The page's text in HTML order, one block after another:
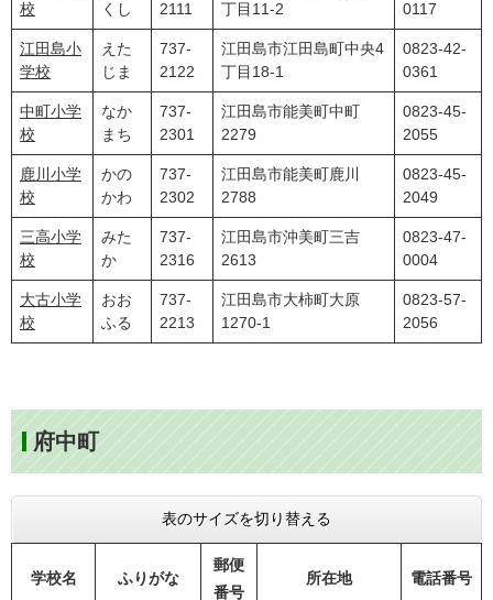
校
くし
2111
丁目11-2
0117
江田島小
学校
えた
じま
737-
2122
江田島市江田島町中央4
丁目18-1
0823-42-
0361
中町小学
校
なか
まち
737-
2301
江田島市能美町中町
2279
0823-45-
2055
鹿川小学
校
かの
かわ
737-
2302
江田島市能美町鹿川
2788
0823-45-
2049
三高小学
校
みた
か
737-
2316
江田島市沖美町三吉
2613
0823-47-
0004
大古小学
校
おお
ふる
737-
2213
江田島市大柿町大原
1270-1
0823-57-
2056
府中町
表のサイズを切り替える
学校名 ふりがな
郵便
番号
所在地 電話番号